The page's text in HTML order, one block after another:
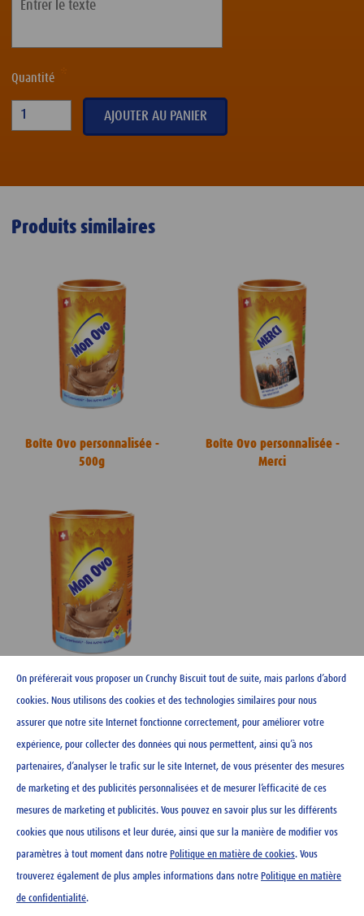
Quantité
Produits similaires
Boîte Ovo personnalisée -
500g
Boîte Ovo personnalisée -
Merci
Boîte Ovo personnalisée -
2kg XXL
CONTACT
NEWSLETTER
MENTIONS LÉGALES
DÉCLARATION DE PROTECTION DES DONNÉES
DIRECTIVES RELATIVES AUX COOKIES
On préférerait vous proposer un Crunchy Biscuit tout de suite, mais parlons d’abord
cookies. Nous utilisons des cookies et des technologies similaires pour nous
assurer que notre site Internet fonctionne correctement, pour améliorer votre
expérience, pour collecter des données qui nous permettent, ainsi qu’à nos
partenaires, d’analyser le trafic sur le site Internet, de vous présenter des mesures
de marketing et des publicités personnalisées et de mesurer l’efficacité de ces
mesures de marketing et publicités. Vous pouvez en savoir plus sur les différents
cookies que nous utilisons et leur durée, ainsi que sur la manière de modifier vos
paramètres à tout moment dans notre Politique en matière de cookies. Vous
trouverez également de plus amples informations dans notre Politique en matière
de confidentialité.